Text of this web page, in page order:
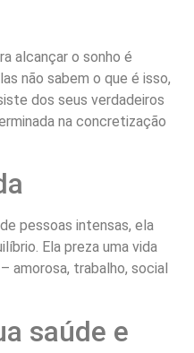
alcançar o sonho é
não sabem o que é isso,
dos seus verdadeiros
na concretização
pessoas intensas, ela
Ela preza uma vida
amorosa, trabalho, social
saúde e